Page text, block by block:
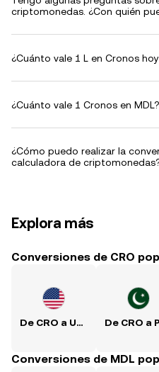
criptomonedas. ¿Con quién
¿Cuánto vale 1 L en Cronos
¿Cuánto vale 1 Cronos en MDL?
¿Cómo puedo realizar la
calculadora de
Explora más
Conversiones de CRO
De CRO a USD
Conversiones de MDL